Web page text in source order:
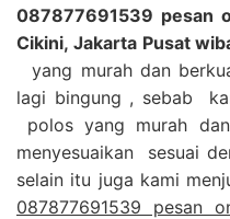
087877691539 pesan
Cikini, Jakarta Pusat
yang murah dan
lagi bingung , sebab
polos yang murah
menyesuaikan sesuai
selain itu juga kami
087877691539 pesan